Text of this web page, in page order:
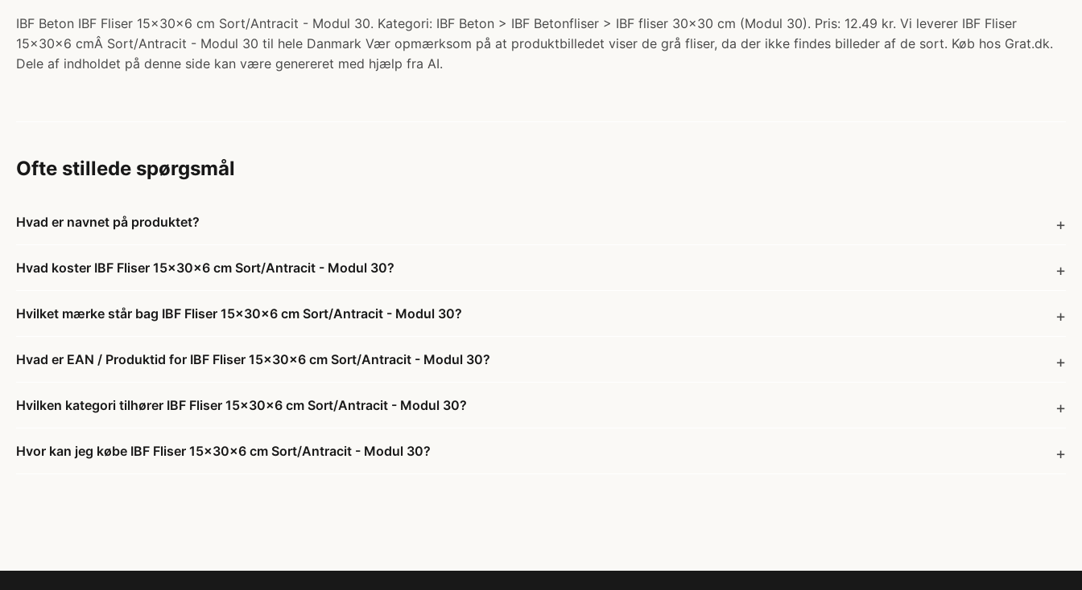
IBF Beton IBF Fliser 15x30x6 cm Sort/Antracit - Modul 30. Kategori: IBF Beton > IBF Betonfliser > IBF fliser 30x30 cm (Modul 30). Pris: 12.49 kr. Vi leverer IBF Fliser
15x30x6 cmÂ Sort/Antracit - Modul 30 til hele Danmark Vær opmærksom på at produktbilledet viser de grå fliser, da der ikke findes billeder af de sort. Køb hos Grat.dk.
Dele af indholdet på denne side kan være genereret med hjælp fra AI.
Ofte stillede spørgsmål
Hvad er navnet på produktet?
Hvad koster IBF Fliser 15x30x6 cm Sort/Antracit - Modul 30?
Hvilket mærke står bag IBF Fliser 15x30x6 cm Sort/Antracit - Modul 30?
Hvad er EAN / Produktid for IBF Fliser 15x30x6 cm Sort/Antracit - Modul 30?
Hvilken kategori tilhører IBF Fliser 15x30x6 cm Sort/Antracit - Modul 30?
Hvor kan jeg købe IBF Fliser 15x30x6 cm Sort/Antracit - Modul 30?